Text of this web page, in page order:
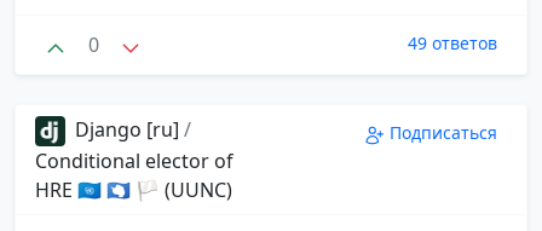
0 49 ответов
Django [ru] /
Conditional elector of
HRE 🇺🇳 🇦🇶 🏳 (UUNC)
Подписаться